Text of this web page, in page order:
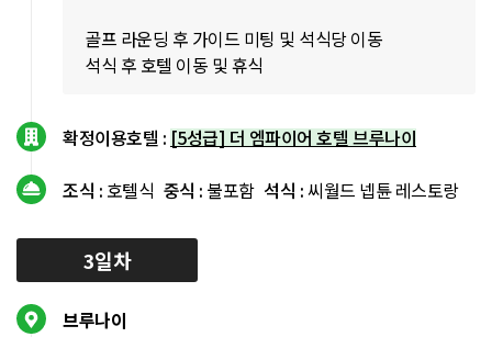
골프 라운딩 후 가이드 미팅 및 석식당 이동
석식 후 호텔 이동 및 휴식
확정이용호텔 :[5성급] 더 엠파이어 호텔 브루나이
조식 : 호텔식 중식 : 불포함 석식 :씨월드 넵튠 레스토랑
3일차
브루나이